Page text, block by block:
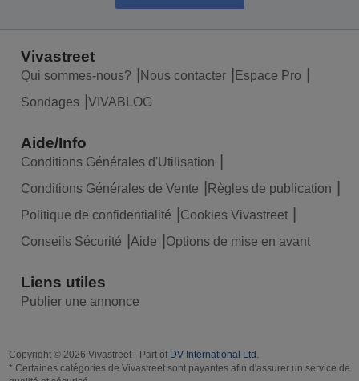
Vivastreet
Qui sommes-nous? Nous contacter
Espace Pro
Sondages
VIVABLOG
Aide/Info
Conditions Générales d'Utilisation
Conditions Générales de Vente
Règles de publication
Politique de confidentialité
Cookies Vivastreet
Conseils Sécurité
Aide Options de mise en avant
Liens utiles
Publier une annonce
Copyright © 2026 Vivastreet - Part of DV International Ltd .
* Certaines catégories de Vivastreet sont payantes afin d'assurer un service de